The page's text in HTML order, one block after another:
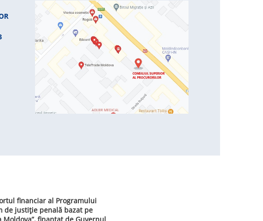
financiar al Programului
de justiție penală bazat pe